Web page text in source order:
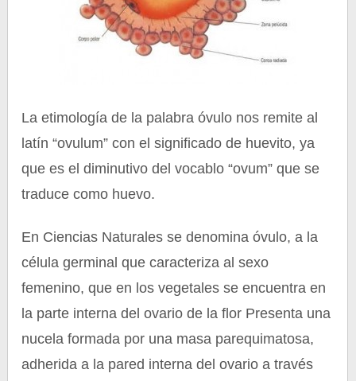
La etimología de la palabra óvulo nos remite al
latín “ovulum” con el significado de huevito, ya
que es el diminutivo del vocablo “ovum” que se
traduce como huevo.
En Ciencias Naturales se denomina óvulo, a la
célula germinal que caracteriza al sexo
femenino, que en los vegetales se encuentra en
la parte interna del ovario de la flor Presenta una
nucela formada por una masa parequimatosa,
adherida a la pared interna del ovario a través